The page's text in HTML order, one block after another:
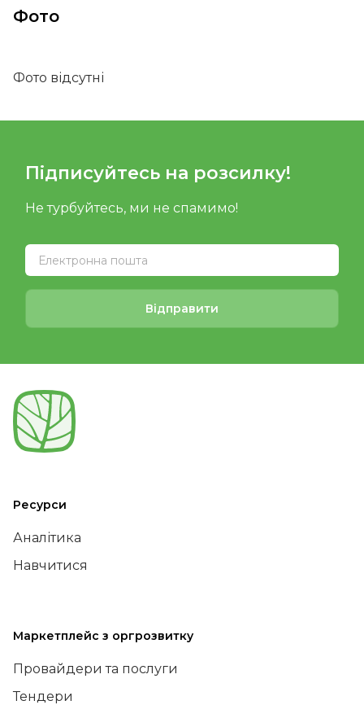
Фото
Фото відсутні
Підписуйтесь на розсилку!
Не турбуйтесь, ми не спамимо!
Відправити
Ресурси
Аналітика
Навчитися
Маркетплейс з оргрозвитку
Провайдери та послуги
Тендери